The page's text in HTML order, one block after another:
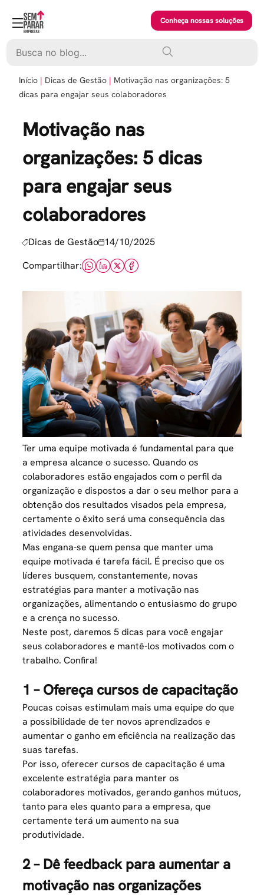
content
Conheça nossas soluções
Início Dicas de Gestão
Motivação nas organizações: 5
dicas para engajar seus colaboradores
Motivação nas
organizações: 5 dicas
para engajar seus
colaboradores
Dicas de Gestão 14/10/2025
Compartilhar:
Ter umaequipe motivada é fundamental para que
a empresa alcance o sucesso. Quando os
colaboradores estão engajados com o perfil da
organização e dispostos a dar o seu melhor para a
obtenção dos resultados visados pela empresa,
certamente o êxito será uma consequência das
atividades desenvolvidas.
Mas engana-se quem pensa que manter uma
equipe motivada é tarefa fácil. É preciso que os
líderes busquem, constantemente, novas
estratégias para manter a motivação nas
organizações, alimentando o entusiasmo do grupo
e a crença no sucesso.
Neste post, daremos 5 dicas para você engajar
seus colaboradores e mantê-los motivados com o
trabalho. Confira!
1 – Ofereça cursos de capacitação
Poucas coisas estimulam mais uma equipe do que
a possibilidade de ter novos aprendizados e
aumentar o ganho em eficiência na realização das
suas tarefas.
Por isso, oferecer cursos de capacitação é uma
excelente estratégia para manter os
colaboradores motivados, gerando ganhos mútuos,
tanto para eles quanto para a empresa, que
certamente terá um aumento na sua
produtividade.
2 – Dê feedback para aumentar a
motivação nas organizações